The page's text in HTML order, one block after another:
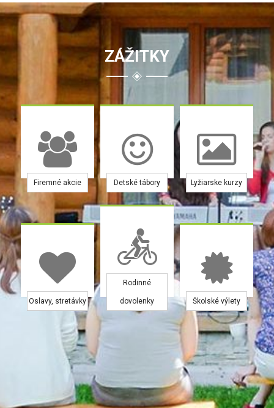
ZÁŽITKY
Firemné akcie Detské tábory Lyžiarske kurzy
Oslavy, stretávky
Rodinné
dovolenky Školské výlety